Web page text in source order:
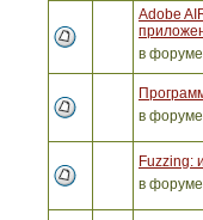
Adobe
в форуме
в форуме
Fuzzing:
в форуме